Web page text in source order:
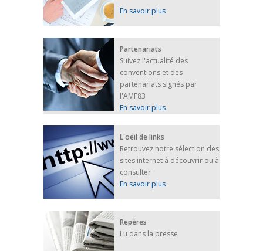
En savoir plus
Partenariats
Suivez l'actualité des
conventions et des
partenariats signés par
l'AMF83
En savoir plus
L'oeil de links
Retrouvez notre sélection des
sites internet à découvrir ou à
consulter
En savoir plus
Repères
Lu dans la presse